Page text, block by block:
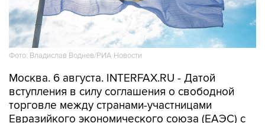
Фото: Владислав Воднев/РИА Новости
Москва. 6 августа. INTERFAX.RU - Датой
вступления в силу соглашения о свободной
торговле между странами-участницами
Евразийкого экономического союза (ЕАЭС) с